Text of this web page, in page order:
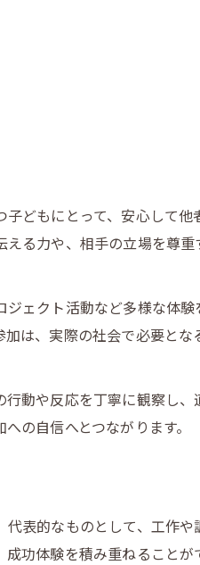
どもにとって、安心して他
る力や、相手の立場を尊重
ェクト活動など多様な体験
は、実際の社会で必要とな
動や反応を丁寧に観察し、
の自信へとつながります。
表的なものとして、工作や
功体験を積み重ねることが